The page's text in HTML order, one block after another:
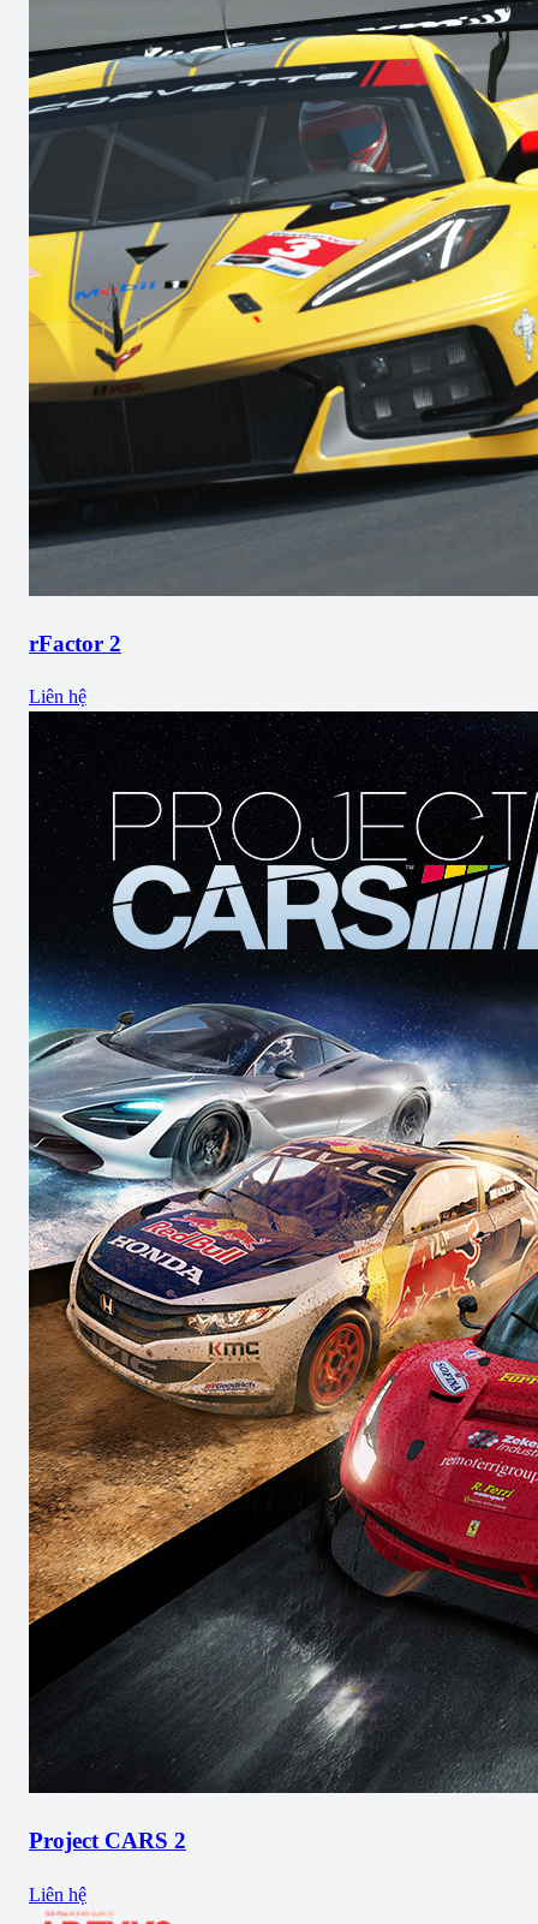
rFactor 2
Liên hệ
Project CARS 2
Liên hệ